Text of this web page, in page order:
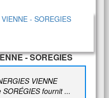
- SOREGIES
VIENNE
fournit ...